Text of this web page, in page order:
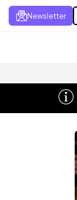
Newsletter